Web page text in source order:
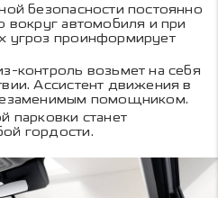
безопасности постоянно
вокруг автомобиля и при
угроз проинформирует
контроль возьмет на себя
Ассистент движения в
помощником.
парковки станет
гордости.